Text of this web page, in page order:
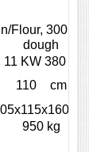
Flour, 300 kg
dough
11 KW 380 V
110
cm
cm
950 kg